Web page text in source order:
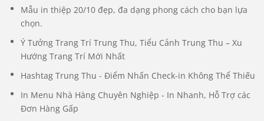
Mẫu in thiệp 20/10 đẹp, đa dạng phong cách cho bạn lựa
chọn.
Ý Tưởng Trang Trí Trung Thu, Tiểu Cảnh Trung Thu – Xu
Hướng Trang Trí Mới Nhất
Hashtag Trung Thu - Điểm Nhấn Check-in Không Thể Thiếu
In Menu Nhà Hàng Chuyên Nghiệp - In Nhanh, Hỗ Trợ các
Đơn Hàng Gấp